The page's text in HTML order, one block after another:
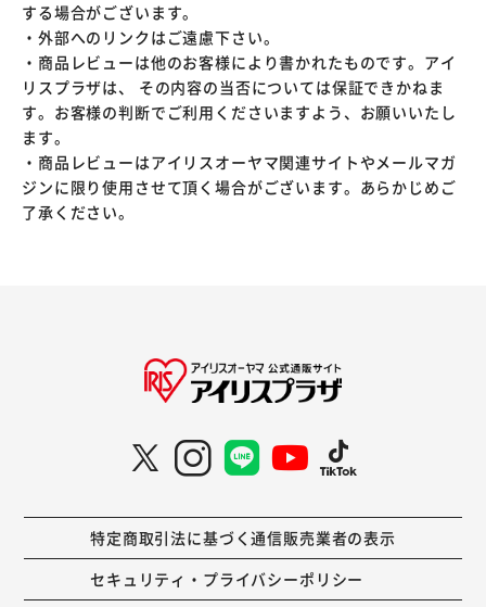
する場合がございます。
・外部へのリンクはご遠慮下さい。
・商品レビューは他のお客様により書かれたものです。アイ
リスプラザは、 その内容の当否については保証できかねま
す。お客様の判断でご利用くださいますよう、お願いいたし
ます。
・商品レビューはアイリスオーヤマ関連サイトやメールマガ
ジンに限り使用させて頂く場合がございます。あらかじめご
了承ください。
特定商取引法に基づく通信販売業者の表示
セキュリティ・プライバシーポリシー